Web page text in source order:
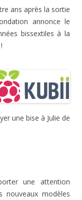
ans après la sortie
annonce le
bissextiles à la
une bise à Julie de
une attention
nouveaux modèles